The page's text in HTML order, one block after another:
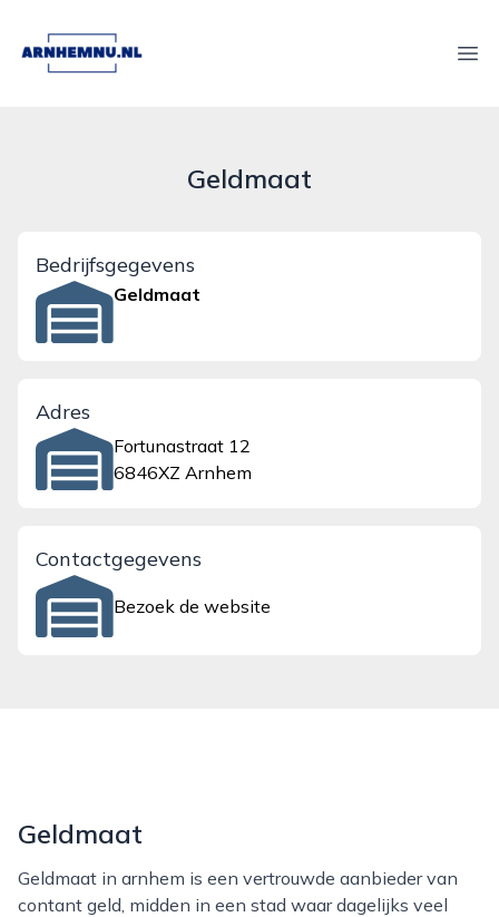
arnhemnu.nl
Geldmaat
Bedrijfsgegevens
Geldmaat
Adres
Fortunastraat 12
6846XZ Arnhem
Contactgegevens
Bezoek de website
Geldmaat
Geldmaat in arnhem is een vertrouwde aanbieder van
contant geld, midden in een stad waar dagelijks veel